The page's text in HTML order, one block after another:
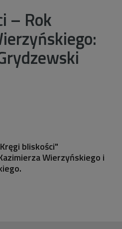
– Rok
bliskości"
Wierzyńskiego i